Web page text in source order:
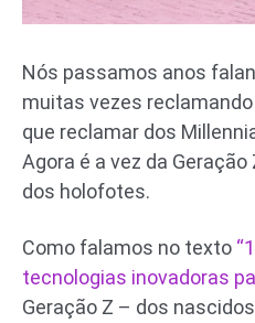
Nós passamos anos
muitas vezes
que reclamar dos
Agora é a vez da
dos holofotes.
Como falamos no texto
tecnologias inovadoras
Geração Z – dos